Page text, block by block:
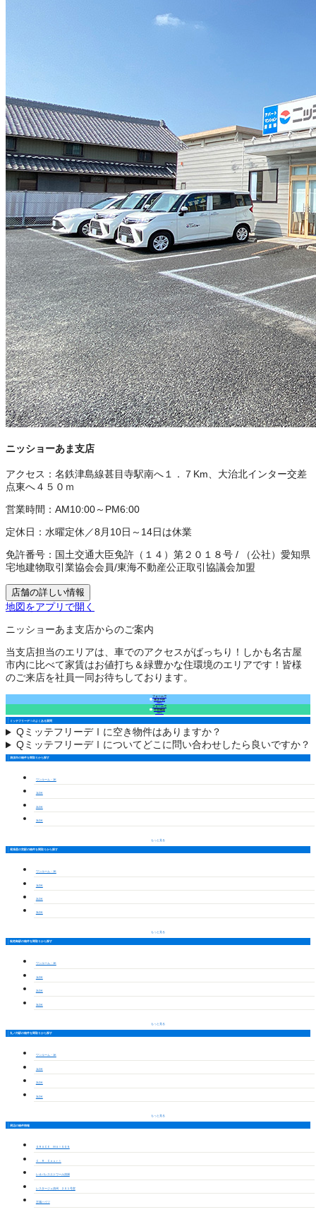
ニッショーあま支店
アクセス： 名鉄津島線甚目寺駅南へ１．７Km、大治北インター交差
点東へ４５０ｍ
営業時間： AM10:00～PM6:00
定休日： 水曜定休／8月10日～14日は休業
免許番号： 国土交通大臣免許（１４）第２０１８号 /
（公社）愛知県
宅地建物取引業協会会員/東海不動産公正取引協議会加盟
店舗の詳しい情報
地図をアプリで開く
ニッショーあま支店からのご案内
当支店担当のエリアは、車でのアクセスがばっちり！しかも名古屋
市内に比べて家賃はお値打ち＆緑豊かな住環境のエリアです！皆様
のご来店を社員一同お待ちしております。
フォームで
来店予約
（無料）
フォームで
空室確認
（無料）
ミッテフリーデⅠのよくある質問
QミッテフリーデⅠに空き物件はありますか？
QミッテフリーデⅠについてどこに問い合わせしたら良いですか？
清須市の物件を間取りから探す
ワンルーム・1K
1LDK
2LDK
3LDK
もっと見る
尾張星の宮駅の物件を間取りから探す
ワンルーム・1K
1LDK
2LDK
3LDK
もっと見る
枇杷島駅の物件を間取りから探す
ワンルーム・1K
1LDK
2LDK
3LDK
もっと見る
丸ノ内駅の物件を間取りから探す
ワンルーム・1K
1LDK
2LDK
3LDK
もっと見る
周辺の物件情報
ＧＲＡＣＥ ＭＡＩＳＯＮ
Ｃ．Ｒ．Ｃｏｕｒｔ
レオパレスエトワール清洲
レスタージュ清州 ２０１号室
古城ハイツ